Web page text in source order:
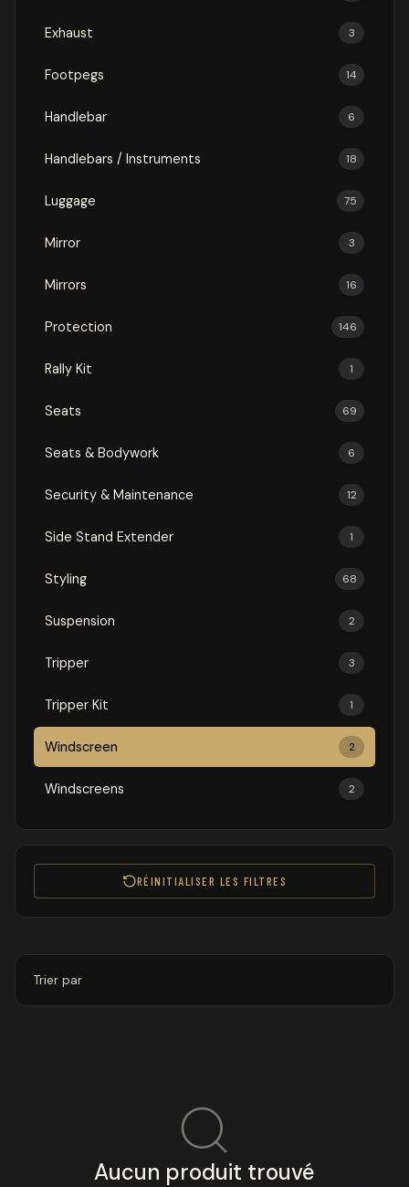
Exhaust 3
Footpegs 14
Handlebar 6
Handlebars / Instruments 18
Luggage 75
Mirror 3
Mirrors 16
Protection 146
Rally Kit 1
Seats 69
Seats & Bodywork 6
Security & Maintenance 12
Side Stand Extender 1
Styling 68
Suspension 2
Tripper 3
Tripper Kit 1
Windscreen 2
Windscreens 2
RÉINITIALISER LES FILTRES
Trier par
Aucun produit trouvé